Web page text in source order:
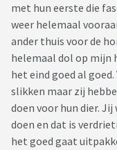
met hun eerste die
weer helemaal
ander thuis voor de
helemaal dol op mijn
het eind goed al
slikken maar zij
doen voor hun dier.
doen en dat is
het goed gaat